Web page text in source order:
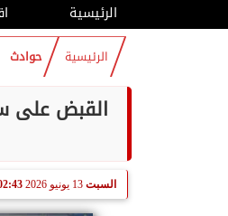
الرئيسية
الرئيسية حوادث
القبض على
السبت 13 يونيو 2026 02:43